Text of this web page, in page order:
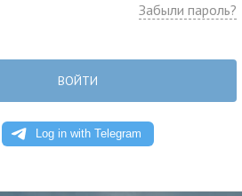
Забыли пароль?
ВОЙТИ